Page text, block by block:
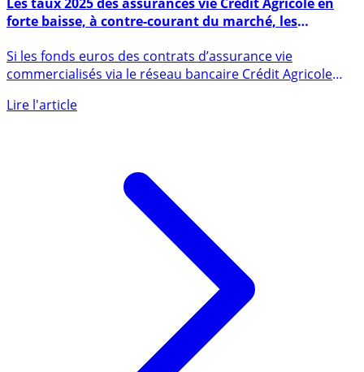
forte baisse, à contre-courant du marché, les
épargnants mécontents #Taux2025
commercialisés via le réseau bancaire Crédit Agricole